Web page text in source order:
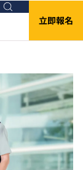
搜尋
立即報名